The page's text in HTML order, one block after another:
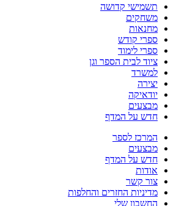
תשמישי קדושה
משחקים
מחנאות
ספרי קודש
ספרי לימוד
ציוד לבית הספר וגן
למשרד
יצירה
יודאיקה
מבצעים
חדש על המדף
המרכז לספר
מבצעים
חדש על המדף
אודות
צור קשר
מדיניות החזרים והחלפות
החשבון שלי